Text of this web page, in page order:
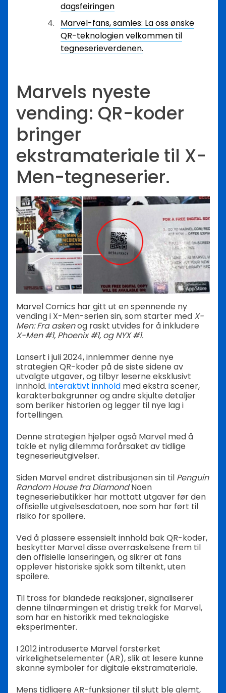
dagsfeiringen
Marvel-fans, samles: La oss ønske
QR-teknologien velkommen til
tegneserieverdenen.
Marvels nyeste
vending: QR-koder
bringer
ekstramateriale til X-
Men-tegneserier.
Marvel Comics har gitt ut en spennende ny
vending i X-Men-serien sin, som starter med X-
Men: Fra askenog raskt utvides for å inkludere
X-Men #1, Phoenix #1, og NYX #1.
Lansert i juli 2024, innlemmer denne nye
strategien QR-koder på de siste sidene av
utvalgte utgaver, og tilbyr leserne eksklusivt
innhold. interaktivt innhold med ekstra scener,
karakterbakgrunner og andre skjulte detaljer
som beriker historien og legger til nye lag i
fortellingen.
Denne strategien hjelper også Marvel med å
takle et nylig dilemma forårsaket av tidlige
tegneserieutgivelser.
Siden Marvel endret distribusjonen sin til Penguin
Random House fra DiamondNoen
tegneseriebutikker har mottatt utgaver før den
offisielle utgivelsesdatoen, noe som har ført til
risiko for spoilere.
Ved å plassere essensielt innhold bak QR-koder,
beskytter Marvel disse overraskelsene frem til
den offisielle lanseringen, og sikrer at fans
opplever historiske sjokk som tiltenkt, uten
spoilere.
Til tross for blandede reaksjoner, signaliserer
denne tilnærmingen et dristig trekk for Marvel,
som har en historikk med teknologiske
eksperimenter.
I 2012 introduserte Marvel forsterket
virkelighetselementer (AR), slik at lesere kunne
skanne symboler for digitale ekstramateriale.
Mens tidligere AR-funksjoner til slutt ble glemt,